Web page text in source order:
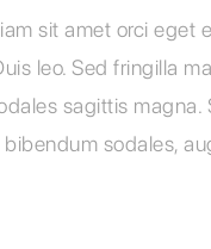
sit amet orci eget
leo. Sed fringilla
sagittis magna.
sodales,